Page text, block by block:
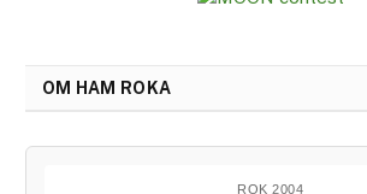
OM HAM ROKA
ROK 2004